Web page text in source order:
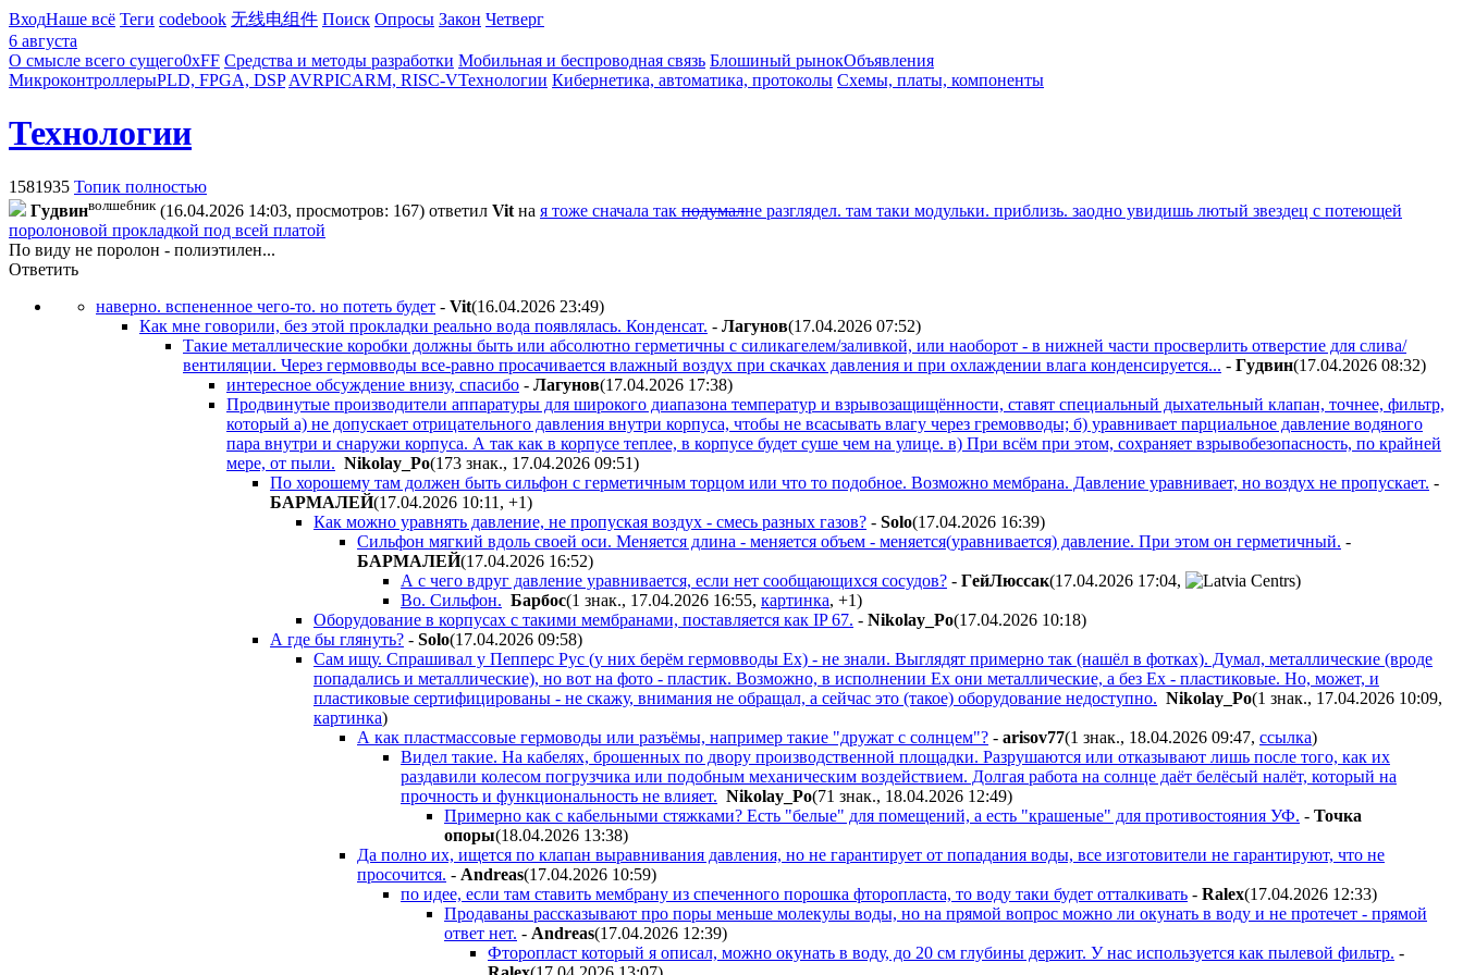
ВходНаше всё Теги codebook 无线电组件 Поиск Опросы Закон Четверг
6 августа
О смысле всего сущего0xFF Средства и методы разработки Мобильная и беспроводная связь Блошиный рынокОбъявления
МикроконтроллерыPLD, FPGA, DSP AVRPICARM, RISC-VТехнологии Кибернетика, автоматика, протоколы Схемы, платы, компоненты
Технологии
1581935 Топик полностью
Гyдвинволшебник (16.04.2026 14:03, просмотров: 167) ответил Vit на я тоже сначала так подумалне разглядел. там таки модульки. приблизь. заодно увидишь лютый звездец с потеющей
поролоновой прокладкой под всей платой
По виду не поролон - полиэтилен...
Ответить
наверно. вспененное чего-то. но потеть будет - Vit(16.04.2026 23:49)
Как мне говорили, без этой прокладки реально вода появлялась. Конденсат. - Лaгyнoв(17.04.2026 07:52)
Такие металлические коробки должны быть или абсолютно герметичны с силикагелем/заливкой, или наоборот - в нижней части просверлить отверстие для слива/
вентиляции. Через гермовводы все-равно просачивается влажный воздух при скачках давления и при охлаждении влага конденсируется... - Гyдвин(17.04.2026 08:32)
интересное обсуждение внизу, спасибо - Лaгyнoв(17.04.2026 17:38)
Продвинутые производители аппаратуры для широкого диапазона температур и взрывозащищённости, ставят специальный дыхательный клапан, точнее, фильтр,
который а) не допускает отрицательного давления внутри корпуса, чтобы не всасывать влагу через гремовводы; б) уравнивает парциальное давление водяного
пара внутри и снаружи корпуса. А так как в корпусе теплее, в корпусе будет суше чем на улице. в) При всём при этом, сохраняет взрывобезопасность, по крайней
мере, от пыли. Nikolay_Po(173 знак., 17.04.2026 09:51)
По хорошему там должен быть сильфон с герметичным торцом или что то подобное. Возможно мембрана. Давление уравнивает, но воздух не пропускает. -
БAPMAЛEЙ(17.04.2026 10:11 , +1)
Как можно уравнять давление, не пропуская воздух - смесь разных газов? - Solo(17.04.2026 16:39)
Сильфон мягкий вдоль своей оси. Меняется длина - меняется объем - меняется(уравнивается) давление. При этом он герметичный. -
БAPMAЛEЙ(17.04.2026 16:52)
А с чего вдруг давление уравнивается, если нет сообщающихся сосудов? - ГeйЛюccaк(17.04.2026 17:04,
)
Во. Сильфон. Бapбoc(1 знак., 17.04.2026 16:55, картинка, +1)
Оборудование в корпусах с такими мембранами, поставляется как IP 67. - Nikolay_Po(17.04.2026 10:18)
А где бы глянуть? - Solo(17.04.2026 09:58)
Сам ищу. Спрашивал у Пепперс Рус (у них берём гермовводы Ex) - не знали. Выглядят примерно так (нашёл в фотках). Думал, металлические (вроде
попадались и металлические), но вот на фото - пластик. Возможно, в исполнении Ex они металлические, а без Ex - пластиковые. Но, может, и
пластиковые сертифицированы - не скажу, внимания не обращал, а сейчас это (такое) оборудование недоступно. Nikolay_Po(1 знак., 17.04.2026 10:09,
картинка)
А как пластмассовые гермоводы или разъёмы, например такие "дружат с солнцем"? - arisov77(1 знак., 18.04.2026 09:47, ссылка)
Видел такие. На кабелях, брошенных по двору производственной площадки. Разрушаются или отказывают лишь после того, как их
раздавили колесом погрузчика или подобным механическим воздействием. Долгая работа на солнце даёт белёсый налёт, который на
прочность и функциональность не влияет. Nikolay_Po(71 знак., 18.04.2026 12:49)
Примерно как с кабельными стяжками? Есть "белые" для помещений, а есть "крашеные" для противостояния УФ. - Toчкa
oпopы(18.04.2026 13:38)
Да полно их, ищется по клапан выравнивания давления, но не гарантирует от попадания воды, все изготовители не гарантируют, что не
просочится. - Andreas(17.04.2026 10:59)
по идее, если там ставить мембрану из спеченного порошка фторопласта, то воду таки будет отталкивать - Ralex(17.04.2026 12:33)
Продаваны рассказывают про поры меньше молекулы воды, но на прямой вопрос можно ли окунать в воду и не протечет - прямой
ответ нет. - Andreas(17.04.2026 12:39)
Фторопласт который я описал, можно окунать в воду, до 20 см глубины держит. У нас используется как пылевой фильтр. -